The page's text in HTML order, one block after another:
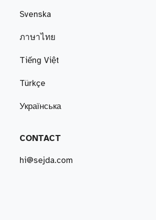
Svenska
ภาษาไทย
Tiếng Việt
Türkçe
Українська
CONTACT
hi@sejda.com